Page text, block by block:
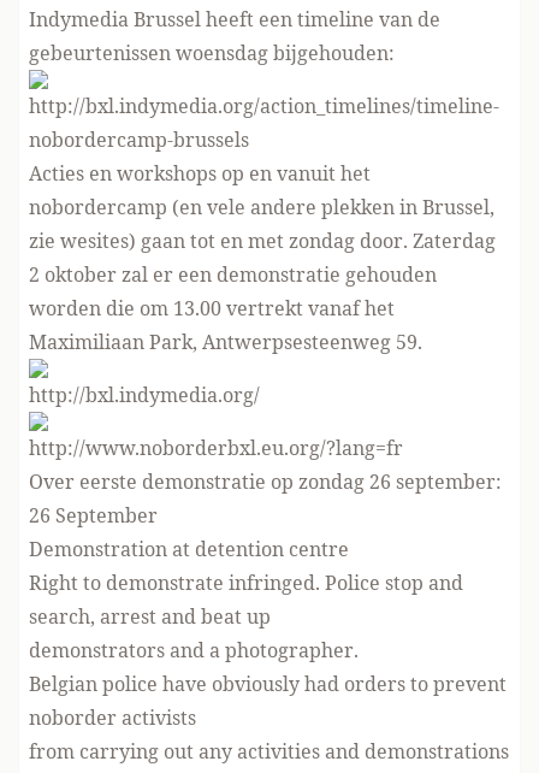
Indymedia Brussel heeft een timeline van de
gebeurtenissen woensdag bijgehouden:
http://bxl.indymedia.org/action_timelines/timeline-
nobordercamp-brussels
Acties en workshops op en vanuit het
nobordercamp (en vele andere plekken in Brussel,
zie wesites) gaan tot en met zondag door. Zaterdag
2 oktober zal er een demonstratie gehouden
worden die om 13.00 vertrekt vanaf het
Maximiliaan Park, Antwerpsesteenweg 59.
http://bxl.indymedia.org/
http://www.noborderbxl.eu.org/?lang=fr
Over eerste demonstratie op zondag 26 september:
26 September
Demonstration at detention centre
Right to demonstrate infringed. Police stop and
search, arrest and beat up
demonstrators and a photographer.
Belgian police have obviously had orders to prevent
noborder activists
from carrying out any activities and demonstrations